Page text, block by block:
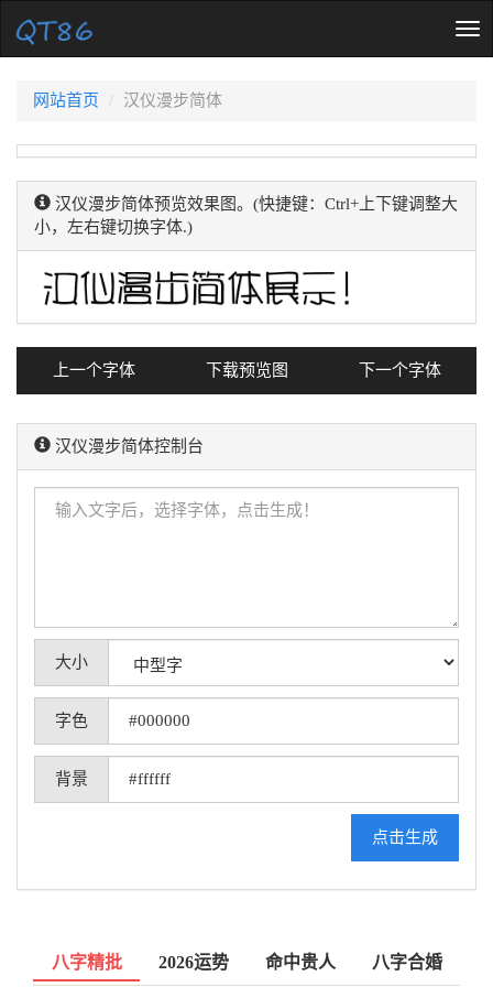
网站首页 汉仪漫步简体
汉仪漫步简体预览效果图。(快捷键：Ctrl+上下键调整大
小，左右键切换字体.)
上一个字体 下载预览图 下一个字体
汉仪漫步简体控制台
大小
字色
背景
点击生成
八字精批 2026运势 命中贵人 八字合婚